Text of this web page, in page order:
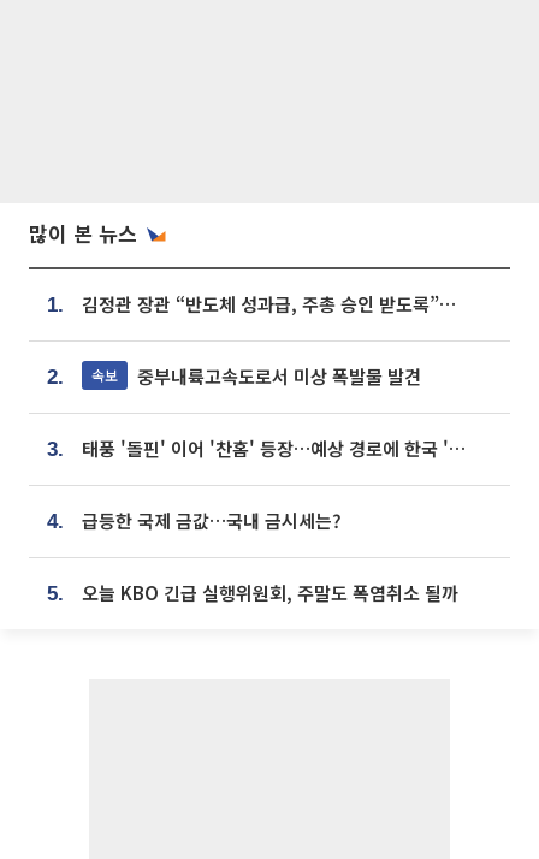
많이 본 뉴스
1. 김정관 장관 “반도체 성과급, 주총 승인 받도록”…상법·자본시장법 개정 시사
2. 속보 중부내륙고속도로서 미상 폭발물 발견
3. 태풍 '돌핀' 이어 '찬홈' 등장…예상 경로에 한국 '한숨'
4. 급등한 국제 금값…국내 금시세는?
5. 오늘 KBO 긴급 실행위원회, 주말도 폭염취소 될까